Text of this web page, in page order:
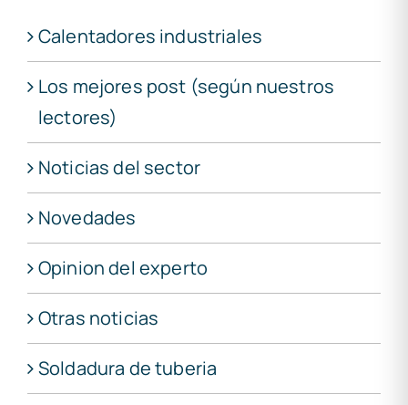
Calentadores industriales
Los mejores post (según nuestros
lectores)
Noticias del sector
Novedades
Opinion del experto
Otras noticias
Soldadura de tuberia